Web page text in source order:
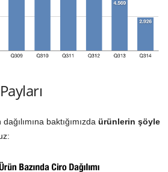
baktığımızda ürünlerin şöyle